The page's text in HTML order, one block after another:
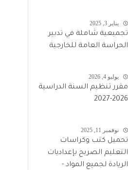
يناير 3, 2025
تجميعية شاملة في تدبير
الحراسة العامة للخارجية
يوليو 4, 2026
مقرر تنظيم السنة الدراسية
2026-2027
نوفمبر 11, 2025
تحميل كتب وكراسات
التعليم الصريح بإعداديات
الريادة لجميع المواد -